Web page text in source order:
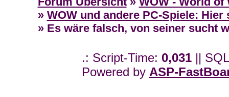
» WOW und andere PC-Spiele:
» Es wäre falsch, von seiner sucht
.: Script-Time: 0,031||
Powered by ASP-